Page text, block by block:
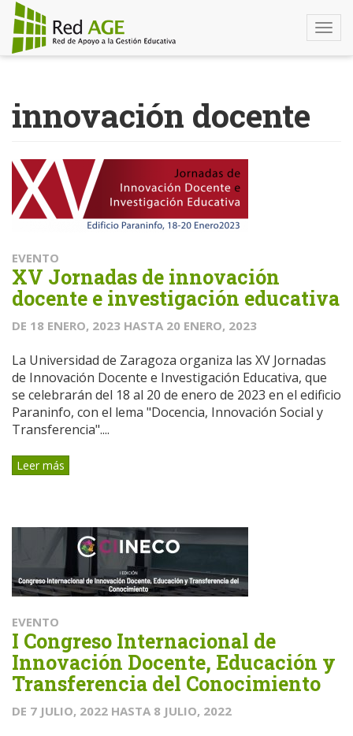
contenido
principal
innovación docente
EVENTO
XV Jornadas de innovación
docente e investigación educativa
DE 18 ENERO, 2023 HASTA 20 ENERO, 2023
La Universidad de Zaragoza organiza las XV Jornadas
de Innovación Docente e Investigación Educativa, que
se celebrarán del 18 al 20 de enero de 2023 en el edificio
Paraninfo, con el lema "Docencia, Innovación Social y
Transferencia"....
Leer más
EVENTO
I Congreso Internacional de
Innovación Docente, Educación y
Transferencia del Conocimiento
DE 7 JULIO, 2022 HASTA 8 JULIO, 2022